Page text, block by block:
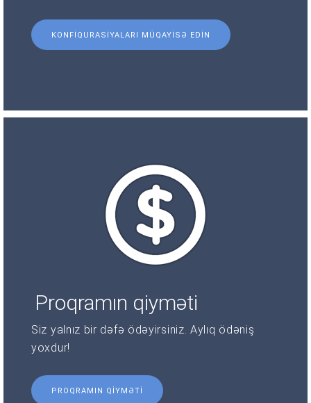
KONFIQURASIYALARI MÜQAYISƏ EDIN
Proqramın qiyməti
Siz yalnız bir dəfə ödəyirsiniz. Aylıq ödəniş
yoxdur!
PROQRAMIN QIYMƏTI